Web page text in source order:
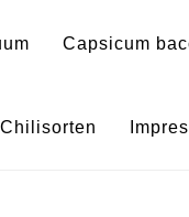
Capsicum